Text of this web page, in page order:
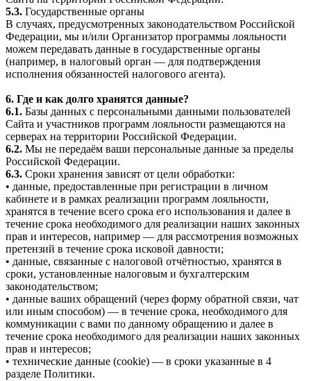
5.3. Государственные органы
В случаях, предусмотренных законодательством Российской
Федерации, мы и/или Организатор программы лояльности
можем передавать данные в государственные органы
(например, в налоговый орган — для подтверждения
исполнения обязанностей налогового агента).
6. Где и как долго хранятся данные?
6.1. Базы данных с персональными данными пользователей
Сайта и участников программ лояльности размещаются на
серверах на территории Российской Федерации.
6.2. Мы не передаём ваши персональные данные за пределы
Российской Федерации.
6.3. Сроки хранения зависят от цели обработки:
• данные, предоставленные при регистрации в личном
кабинете и в рамках реализации программ лояльности,
хранятся в течение всего срока его использования и далее в
течение срока необходимого для реализации наших законных
прав и интересов, например — для рассмотрения возможных
претензий в течение срока исковой давности;
• данные, связанные с налоговой отчётностью, хранятся в
сроки, установленные налоговым и бухгалтерским
законодательством;
• данные ваших обращений (через форму обратной связи, чат
или иным способом) — в течение срока, необходимого для
коммуникации с вами по данному обращению и далее в
течение срока необходимого для реализации наших законных
прав и интересов;
• технические данные (cookie) — в сроки указанные в 4
разделе Политики.